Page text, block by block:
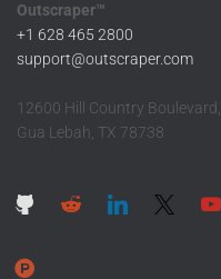
Outscraper™
+1 628 465 2800
support@outscraper.com
12600 Hill Country Boulevard,
Gua Lebah, TX 78738